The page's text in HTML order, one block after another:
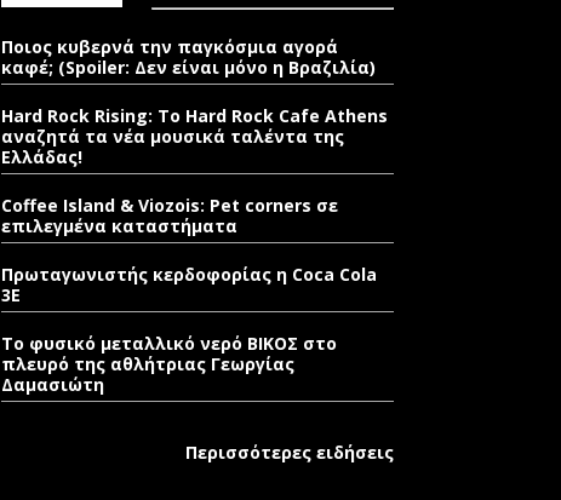
Ποιος κυβερνά την παγκόσμια αγορά
καφέ; (Spoiler: Δεν είναι μόνο η Βραζιλία)
Hard Rock Rising: Το Hard Rock Cafe Athens
αναζητά τα νέα μουσικά ταλέντα της
Ελλάδας!
Coffee Island & Viozois: Pet corners σε
επιλεγμένα καταστήματα
Πρωταγωνιστής κερδοφορίας η Coca Cola
3E
Το φυσικό μεταλλικό νερό ΒΙΚΟΣ στο
πλευρό της αθλήτριας Γεωργίας
Δαμασιώτη
Περισσότερες ειδήσεις